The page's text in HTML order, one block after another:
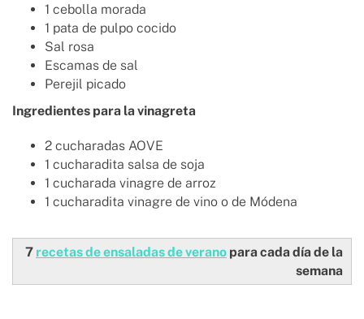
1 cebolla morada
1 pata de pulpo cocido
Sal rosa
Escamas de sal
Perejil picado
Ingredientes para la vinagreta
2 cucharadas AOVE
1 cucharadita salsa de soja
1 cucharada vinagre de arroz
1 cucharadita vinagre de vino o de Módena
7 recetas de ensaladas de verano para cada día de la
semana